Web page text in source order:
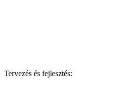
Tervezés és fejlesztés: